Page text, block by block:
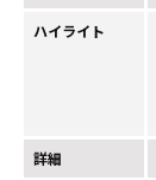
ハイライト
詳細